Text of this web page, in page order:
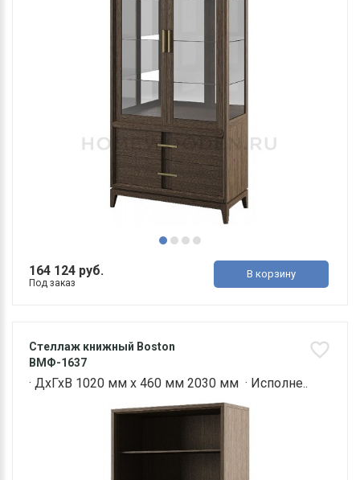
164 124 руб.
Под заказ
В корзину
Стеллаж книжный Boston
ВМФ-1637
· ДхГхВ 1020 мм х 460 мм 2030 мм · Исполне..